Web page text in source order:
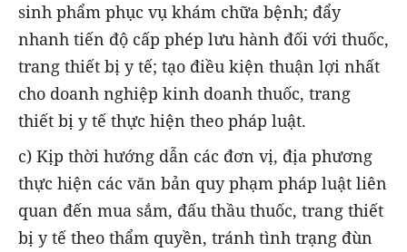
sinh phẩm phục vụ khám chữa bệnh; đẩy
nhanh tiến độ cấp phép lưu hành đối với thuốc,
trang thiết bị y tế; tạo điều kiện thuận lợi nhất
cho doanh nghiệp kinh doanh thuốc, trang
thiết bị y tế thực hiện theo pháp luật.
c) Kịp thời hướng dẫn các đơn vị, địa phương
thực hiện các văn bản quy phạm pháp luật liên
quan đến mua sắm, đấu thầu thuốc, trang thiết
bị y tế theo thẩm quyền, tránh tình trạng đùn